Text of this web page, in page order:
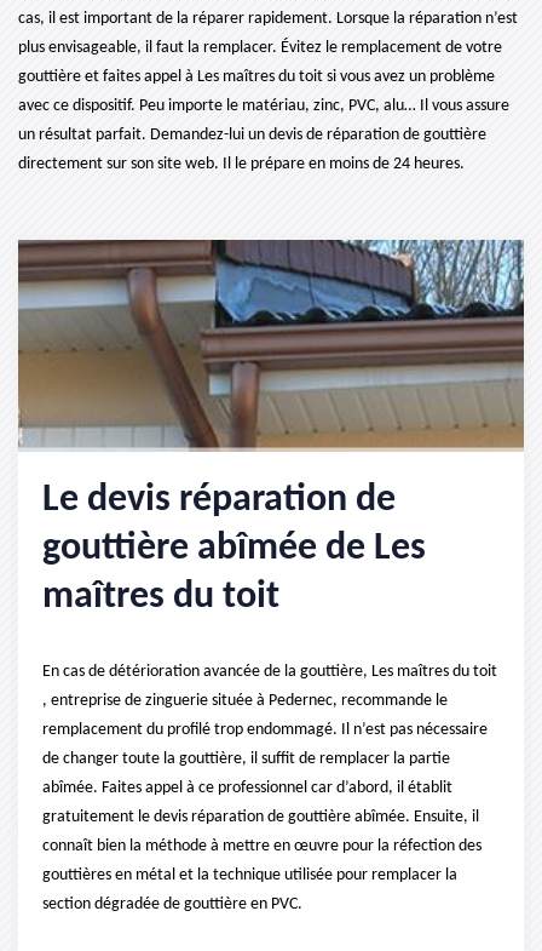
cas, il est important de la réparer rapidement. Lorsque la réparation n’est
plus envisageable, il faut la remplacer. Évitez le remplacement de votre
gouttière et faites appel à Les maîtres du toit si vous avez un problème
avec ce dispositif. Peu importe le matériau, zinc, PVC, alu… Il vous assure
un résultat parfait. Demandez-lui un devis de réparation de gouttière
directement sur son site web. Il le prépare en moins de 24 heures.
Le devis réparation de
gouttière abîmée de Les
maîtres du toit
En cas de détérioration avancée de la gouttière, Les maîtres du toit
, entreprise de zinguerie située à Pedernec, recommande le
remplacement du profilé trop endommagé. Il n’est pas nécessaire
de changer toute la gouttière, il suffit de remplacer la partie
abîmée. Faites appel à ce professionnel car d’abord, il établit
gratuitement le devis réparation de gouttière abîmée. Ensuite, il
connaît bien la méthode à mettre en œuvre pour la réfection des
gouttières en métal et la technique utilisée pour remplacer la
section dégradée de gouttière en PVC.